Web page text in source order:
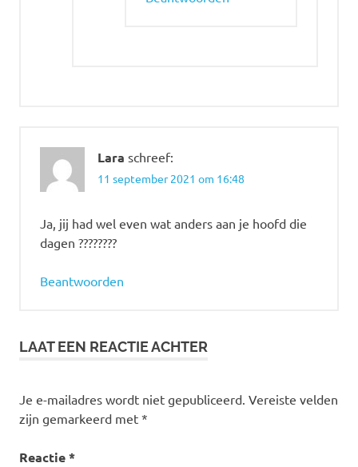
Lara schreef:
11 september 2021 om 16:48
Ja, jij had wel even wat anders aan je hoofd die
dagen ????????
Beantwoorden
LAAT EEN REACTIE ACHTER
Je e-mailadres wordt niet gepubliceerd. Vereiste velden
zijn gemarkeerd met *
Reactie*